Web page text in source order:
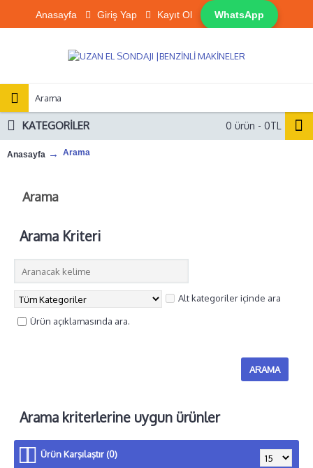
Anasayfa Giriş Yap Kayıt Ol WhatsApp
0 ürün - 0TL
KATEGORILER
Anasayfa Arama
Arama
Arama Kriteri
Alt kategoriler içinde ara
Ürün açıklamasında ara.
Arama kriterlerine uygun ürünler
Ürün Karşılaştır (0)